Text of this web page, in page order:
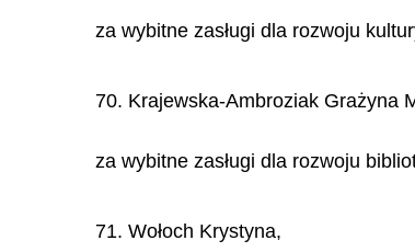
za wybitne zasługi dla rozwoju
70. Krajewska-Ambroziak Grażyna
za wybitne zasługi dla rozwoju
71. Wołoch Krystyna,